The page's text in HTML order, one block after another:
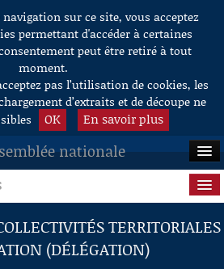
sur ce site, vous acceptez
permettant d'accéder à certaines
peut être retiré à tout
moment.
pas l’utilisation de cookies, les
d’extraits et de découpe ne
OK En savoir plus
nationale
publique
au Gouvernement
TERRITORIALES
(DÉLÉGATION)